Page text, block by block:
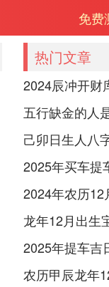
免费
热门文章